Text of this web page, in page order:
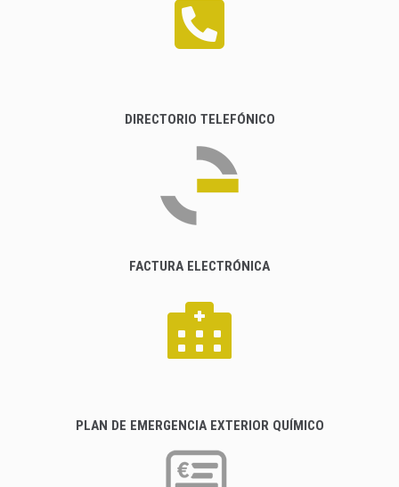
DIRECTORIO TELEFÓNICO
FACTURA ELECTRÓNICA
PLAN DE EMERGENCIA EXTERIOR QUÍMICO